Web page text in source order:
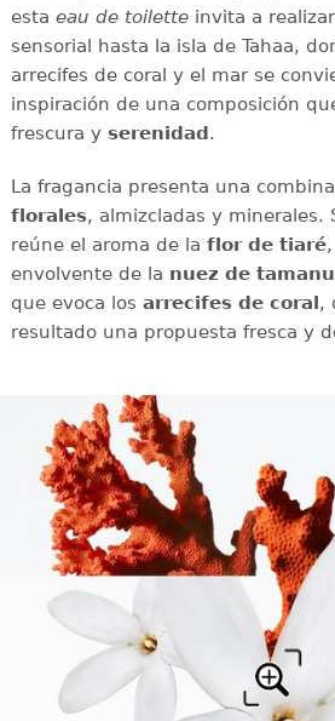
esta eau de toiletteinvita a
sensorial hasta la isla de Tahaa,
arrecifes de coral y el mar se
inspiración de una composición
frescura y serenidad.
La fragancia presenta una
florales, almizcladas y minerales.
reúne el aroma de la flor de tiaré
envolvente de la nuez de tamanu
que evoca los arrecifes de coral,
resultado una propuesta fresca y